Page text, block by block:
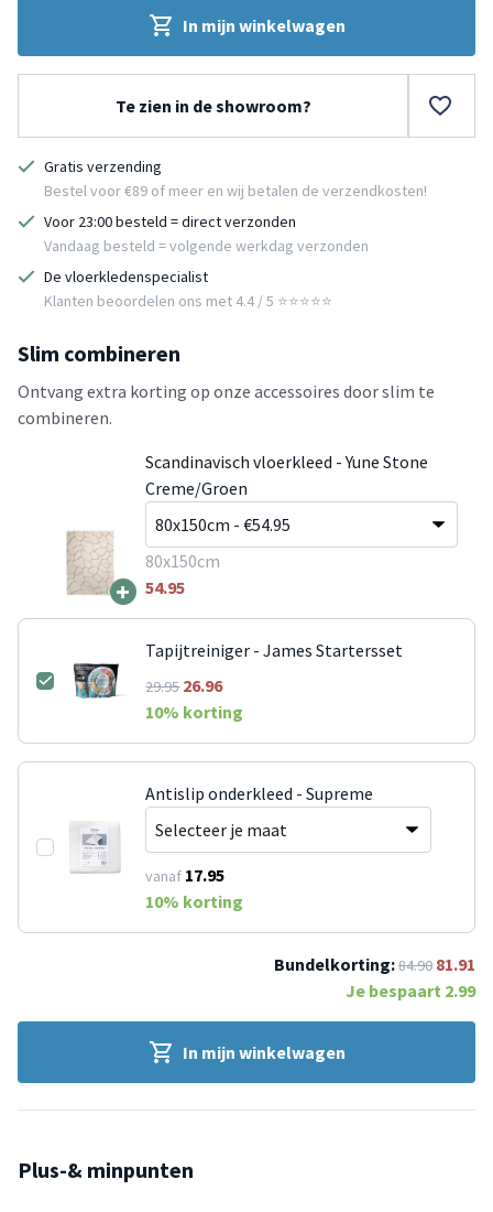
In mijn winkelwagen
Te zien in de showroom?
Gratis verzending
Bestel voor €89 of meer en wij betalen de verzendkosten!
Voor 23:00 besteld = direct verzonden
Vandaag besteld = volgende werkdag verzonden
De vloerkledenspecialist
Klanten beoordelen ons met 4.4 / 5 ⭐⭐⭐⭐⭐
Slim combineren
Ontvang extra korting op onze accessoires door slim te
combineren.
+
Scandinavisch vloerkleed - Yune Stone
Creme/Groen
80x150cm
54.95
Tapijtreiniger - James Startersset
29.9526.96
10% korting
Antislip onderkleed - Supreme
vanaf 17.95
10% korting
Bundelkorting:84.90 81.91
Je bespaart 2.99
In mijn winkelwagen
Plus-& minpunten